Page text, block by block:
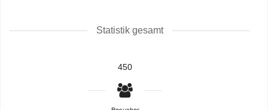
Statistik gesamt
450